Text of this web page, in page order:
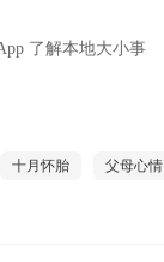
了解本地大小事
下拉刷新
十月怀胎 父母心情